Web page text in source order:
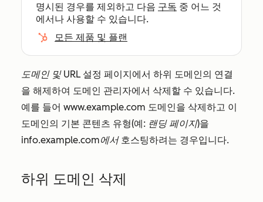
명시된 경우를 제외하고 다음 구독 중 어느 것
에서나 사용할 수 있습니다.
모든 제품 및 플랜
도메인 및 URL 설정 페이지에서 하위 도메인의 연결
을 해제하여 도메인 관리자에서 삭제할 수 있습니다.
예를 들어 www.example.com 도메인을 삭제하고 이
도메인의 기본 콘텐츠 유형(예: 랜딩 페이지)을
info.example.com에서호스팅하려는 경우입니다.
하위 도메인 삭제